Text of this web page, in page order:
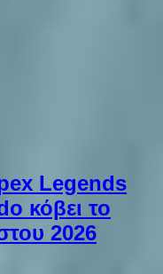
Legends
κόβει το
2026